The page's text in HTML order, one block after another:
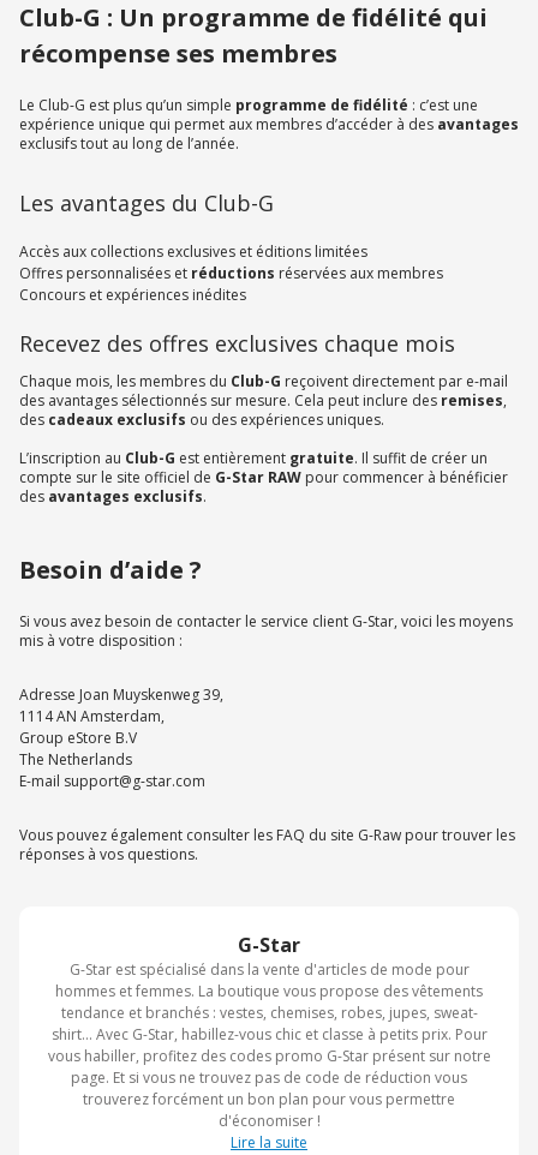
G-Star
G-Star est spécialisé dans la vente d'articles de mode pour
hommes et femmes. La boutique vous propose des vêtements
tendance et branchés : vestes, chemises, robes, jupes, sweat-
shirt... Avec G-Star, habillez-vous chic et classe à petits prix. Pour
vous habiller, profitez des codes promo G-Star présent sur notre
page. Et si vous ne trouvez pas de code de réduction vous
trouverez forcément un bon plan pour vous permettre
d'économiser !
Lire la suite
Club-G : Un programme de fidélité qui
récompense ses membres
Le Club-G est plus qu’un simple programme de fidélité : c’est une
expérience unique qui permet aux membres d’accéder à des avantages
exclusifs tout au long de l’année.
Les avantages du Club-G
Accès aux collections exclusives et éditions limitées
Offres personnalisées et réductions réservées aux membres
Concours et expériences inédites
Recevez des offres exclusives chaque mois
Chaque mois, les membres du Club-G reçoivent directement par e-mail
des avantages sélectionnés sur mesure. Cela peut inclure des remises,
des cadeaux exclusifs ou des expériences uniques.
L’inscription au Club-G est entièrement gratuite. Il suffit de créer un
compte sur le site officiel de G-Star RAW pour commencer à bénéficier
des avantages exclusifs.
Besoin d’aide ?
Si vous avez besoin de contacter le service client G-Star, voici les moyens
mis à votre disposition :
Adresse Joan Muyskenweg 39,
1114 AN Amsterdam,
Group eStore B.V
The Netherlands
E-mail support@g-star.com
Vous pouvez également consulter les FAQ du site G-Raw pour trouver les
réponses à vos questions.